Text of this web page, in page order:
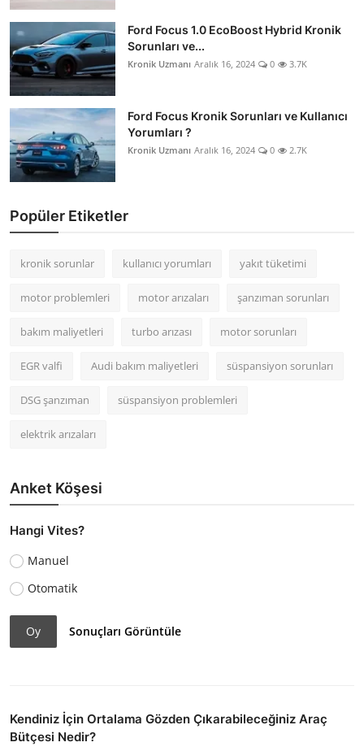
Ford Focus 1.0 EcoBoost Hybrid Kronik
Sorunları ve...
Kronik Uzmanı Aralık 16, 2024 0 3.7K
Ford Focus Kronik Sorunları ve Kullanıcı
Yorumları ?
Kronik Uzmanı Aralık 16, 2024 0 2.7K
Popüler Etiketler
kronik sorunlar kullanıcı yorumları yakıt tüketimi
motor problemleri motor arızaları şanzıman sorunları
bakım maliyetleri turbo arızası motor sorunları
EGR valfi Audi bakım maliyetleri süspansiyon sorunları
DSG şanzıman süspansiyon problemleri
elektrik arızaları
Anket Köşesi
Hangi Vites?
Manuel
Otomatik
Oy Sonuçları Görüntüle
Kendiniz İçin Ortalama Gözden Çıkarabileceğiniz Araç
Bütçesi Nedir?